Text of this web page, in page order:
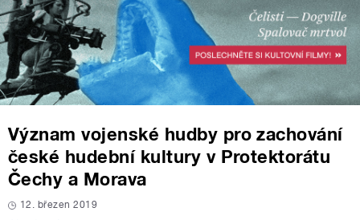
Význam vojenské hudby pro zachování
české hudební kultury v Protektorátu
Čechy a Morava
12. březen 2019